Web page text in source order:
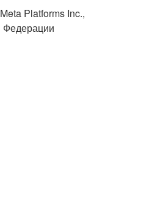
Platforms Inc.,
Федерации